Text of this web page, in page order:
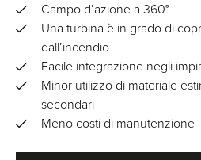
Campo d’azione a 360°
Una turbina è in grado di
dall’incendio
Facile integrazione negli
Minor utilizzo di materiale
secondari
Meno costi di manutenzione